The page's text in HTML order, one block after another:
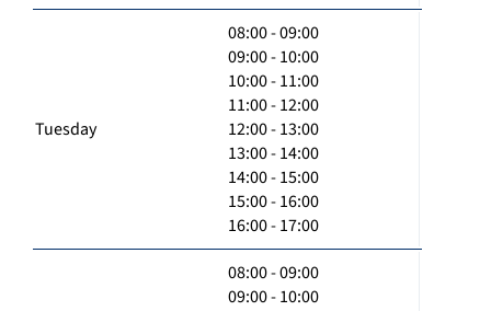
Tuesday
08:00 - 09:00
09:00 - 10:00
10:00 - 11:00
11:00 - 12:00
12:00 - 13:00
13:00 - 14:00
14:00 - 15:00
15:00 - 16:00
16:00 - 17:00
08:00 - 09:00
09:00 - 10:00